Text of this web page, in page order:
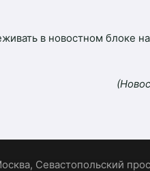
в новостном блоке
Севастопольский